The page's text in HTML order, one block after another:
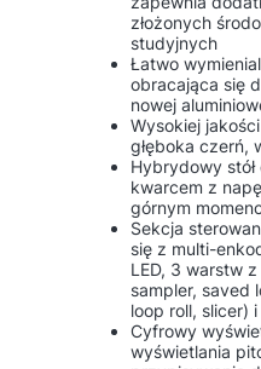
złożonych
studyjnych
Łatwo
obracająca się
nowej
Wysokiej
głęboka czerń,
Hybrydowy
kwarcem z
górnym
Sekcja
się z multi-
LED, 3 warstw
sampler, saved
loop roll, slicer)
Cyfrowy
wyświetlania